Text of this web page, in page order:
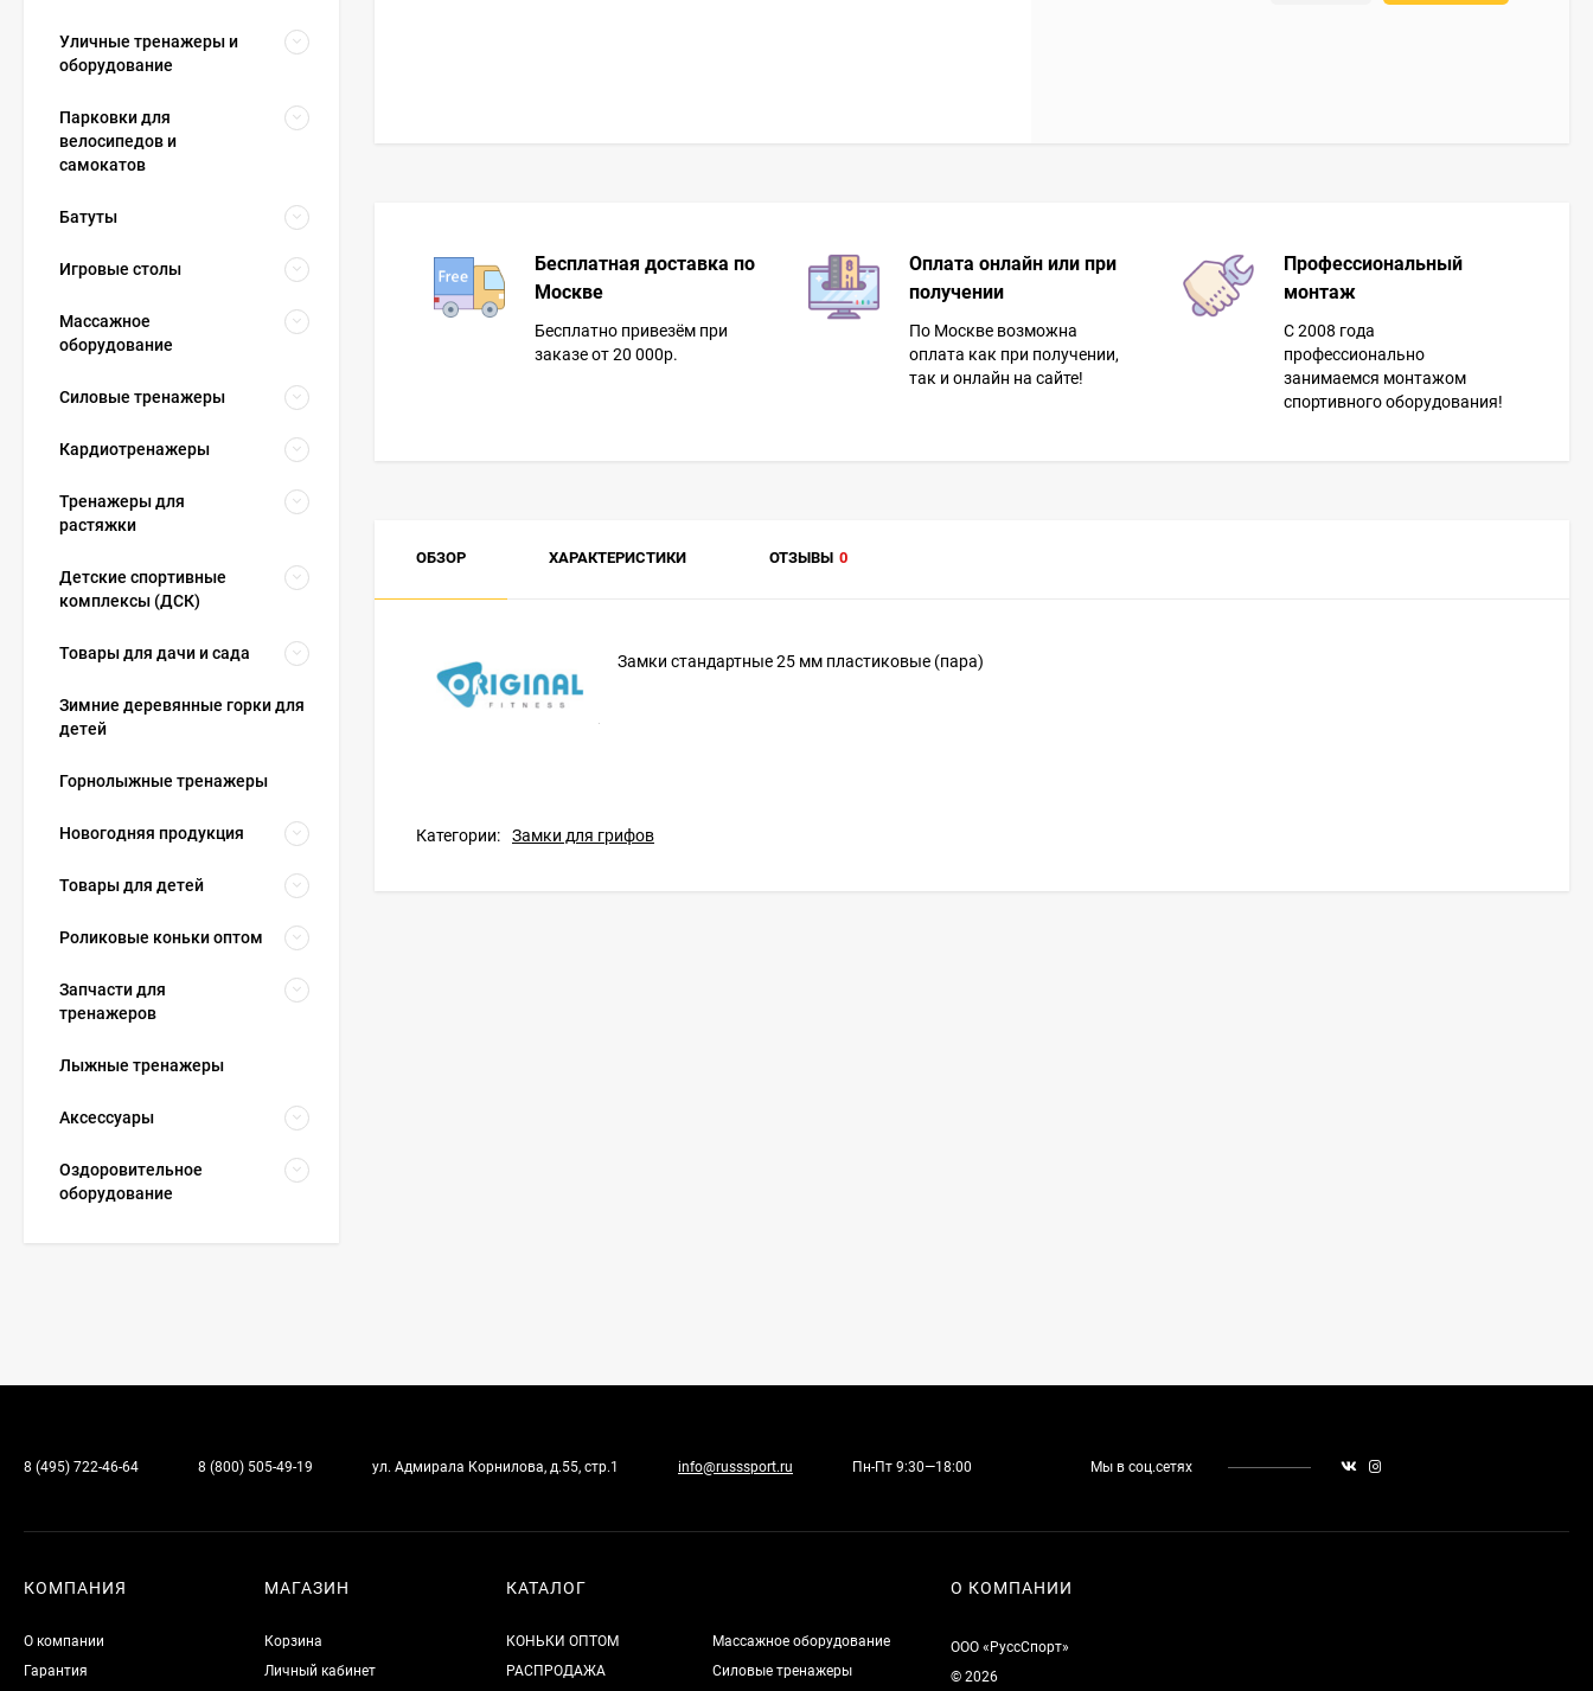
Бесплатная доставка по
Москве
Бесплатно привезём при
заказе от 20 000р.
Оплата онлайн или при
получении
По Москве возможна
оплата как при получении,
так и онлайн на сайте!
Профессиональный
монтаж
С 2008 года
профессионально
занимаемся монтажом
спортивного оборудования!
ОБЗОР ХАРАКТЕРИСТИКИ ОТЗЫВЫ 0
Замки стандартные 25 мм пластиковые (пара)
Категории: Замки для грифов
Уличные тренажеры и
оборудование
Парковки для
велосипедов и
самокатов
Батуты
Игровые столы
Массажное
оборудование
Силовые тренажеры
Кардиотренажеры
Тренажеры для
растяжки
Детские спортивные
комплексы (ДСК)
Товары для дачи и сада
Зимние деревянные горки для
детей
Горнолыжные тренажеры
Новогодняя продукция
Товары для детей
Роликовые коньки оптом
Запчасти для
тренажеров
Лыжные тренажеры
Аксессуары
Оздоровительное
оборудование
8 (495) 722-46-64 8 (800) 505-49-19 ул. Адмирала Корнилова, д.55, стр.1 info@russsport.ru Пн-Пт 9:30—18:00 Мы в соц.сетях
КОМПАНИЯ
О компании
Гарантия
МАГАЗИН
Корзина
Личный кабинет
КАТАЛОГ
КОНЬКИ ОПТОМ
РАСПРОДАЖА
Массажное оборудование
Силовые тренажеры
О КОМПАНИИ
ООО «РуссСпорт»
© 2026